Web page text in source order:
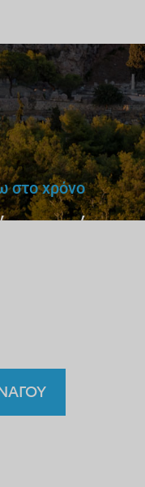
στο χρόνο
έναν